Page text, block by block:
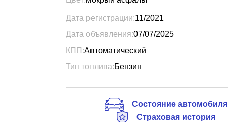
Дата регистрации:11/2021
Дата объявления:07/07/2025
КПП:Автоматический
Тип топлива:Бензин
Состояние автомобиля
Страховая история